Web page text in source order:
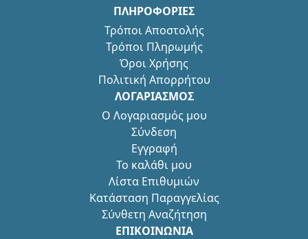
ΠΛΗΡΟΦΟΡΙΕΣ
Τρόποι Αποστολής
Τρόποι Πληρωμής
Όροι Χρήσης
Πολιτική Απορρήτου
ΛΟΓΑΡΙΑΣΜΟΣ
Ο Λογαριασμός μου
Σύνδεση
Εγγραφή
Το καλάθι μου
Λίστα Επιθυμιών
Κατάσταση Παραγγελίας
Σύνθετη Αναζήτηση
ΕΠΙΚΟΙΝΩΝΙΑ